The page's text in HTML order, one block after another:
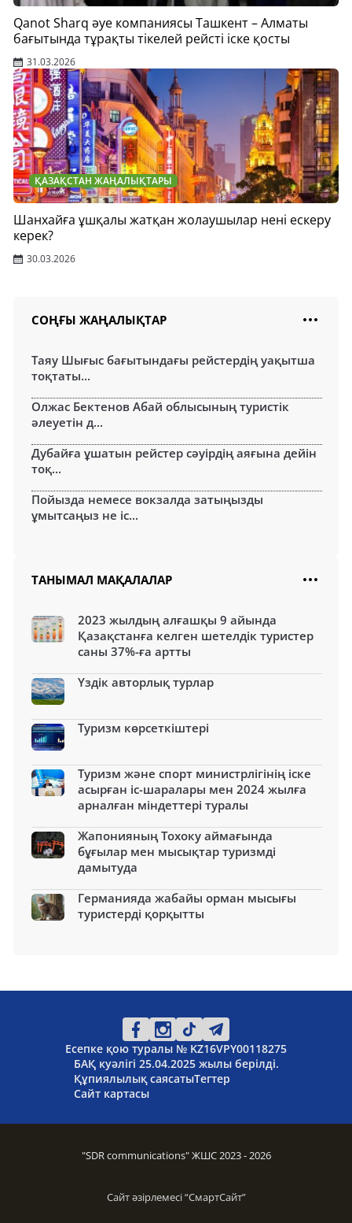
Qanot Sharq әуе компаниясы Ташкент – Алматы
бағытында тұрақты тікелей рейсті іске қосты
31.03.2026
ҚАЗАҚСТАН ЖАҢАЛЫҚТАРЫ
Шанхайға ұшқалы жатқан жолаушылар нені ескеру
керек?
30.03.2026
СОҢҒЫ ЖАҢАЛЫҚТАР
Таяу Шығыс бағытындағы рейстердің уақытша
тоқтаты...
Олжас Бектенов Абай облысының туристік
әлеуетін д...
Дубайға ұшатын рейстер сәуірдің аяғына дейін
тоқ...
Пойызда немесе вокзалда затыңызды
ұмытсаңыз не іс...
ТАНЫМАЛ МАҚАЛАЛАР
2023 жылдың алғашқы 9 айында
Қазақстанға келген шетелдік туристер
саны 37%-ға артты
Үздік авторлық турлар
Туризм көрсеткіштері
Туризм және спорт министрлігінің іске
асырған іс-шаралары мен 2024 жылға
арналған міндеттері туралы
Жапонияның Тохоку аймағында
бұғылар мен мысықтар туризмді
дамытуда
Германияда жабайы орман мысығы
туристерді қорқытты
Есепке қою туралы № KZ16VPY00118275
БАҚ куәлігі 25.04.2025 жылы берілді.
Құпиялылық саясатыТегтер
Сайт картасы
"SDR communications" ЖШС 2023 - 2026
Сайт әзірлемесі “СмартСайт”